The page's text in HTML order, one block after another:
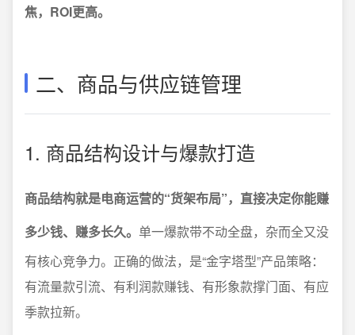
焦，ROI更高。
二、商品与供应链管理
1. 商品结构设计与爆款打造
商品结构就是电商运营的“货架布局”，直接决定你能赚
多少钱、赚多长久。 单一爆款带不动全盘，杂而全又没
有核心竞争力。正确的做法，是“金字塔型”产品策略：
有流量款引流、有利润款赚钱、有形象款撑门面、有应
季款拉新。